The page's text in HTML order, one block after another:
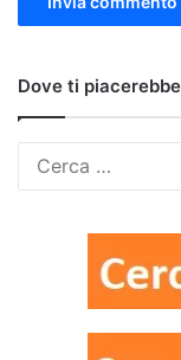
Dove ti